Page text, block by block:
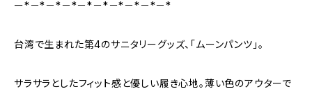
ー*－*－*－*－*－*－*－*－*－*
台湾で生まれた第4のサニタリーグッズ、「ムーンパンツ」。
サラサラとしたフィット感と優しい履き心地。薄い色のアウターで